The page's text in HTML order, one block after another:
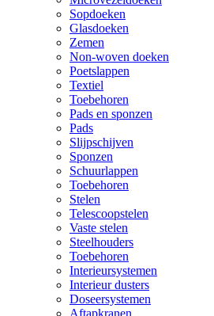
Sopdoeken
Glasdoeken
Zemen
Non-woven doeken
Poetslappen
Textiel
Toebehoren
Pads en sponzen
Pads
Slijpschijven
Sponzen
Schuurlappen
Toebehoren
Stelen
Telescoopstelen
Vaste stelen
Steelhouders
Toebehoren
Interieursystemen
Interieur dusters
Doseersystemen
Aftapkranen